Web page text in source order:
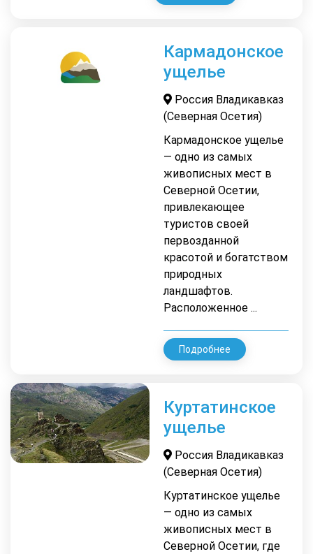
Кармадонское
ущелье
Россия Владикавказ
(Северная Осетия)
Кармадонское ущелье
— одно из самых
живописных мест в
Северной Осетии,
привлекающее
туристов своей
первозданной
красотой и богатством
природных
ландшафтов.
Расположенное ...
Подробнее
Куртатинское
ущелье
Россия Владикавказ
(Северная Осетия)
Куртатинское ущелье
— одно из самых
живописных мест в
Северной Осетии, где